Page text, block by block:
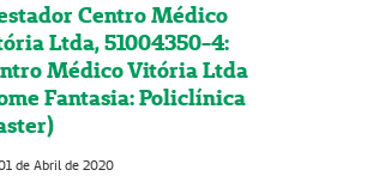
Centro Médico
Ltda, 51004350-4:
Médico Vitória Ltda
Fantasia: Policlínica
de Abril de 2020